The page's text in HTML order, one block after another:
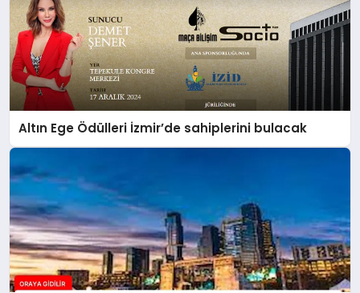
Altın Ege Ödülleri İzmir’de sahiplerini bulacak